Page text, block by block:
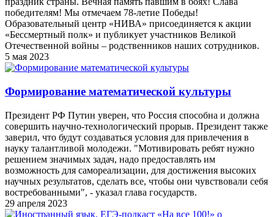
победителям! Мы отмечаем 78-летие Победы!
Образовательный центр «НИВА» присоединяется к акции
«Бессмертный полк» и публикует участников Великой
Отечественной войны – родственников наших сотрудников.
5 мая 2023
Формирование математической культуры
Президент РФ Путин уверен, что Россия способна и должна
совершить научно-технологический прорыв. Президент также
заверил, что будут создаваться условия для привлечения в
науку талантливой молодежи. "Мотивировать ребят нужно
решением значимых задач, надо предоставлять им
возможность для самореализации, для достижения высоких
научных результатов, сделать все, чтобы они чувствовали себя
востребованными", - указал глава государств.
29 апреля 2023